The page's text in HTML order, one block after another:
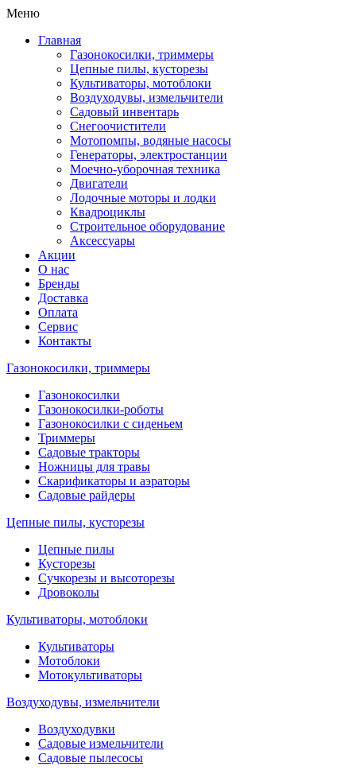
Меню
Главная
Газонокосилки, триммеры
Цепные пилы, кусторезы
Культиваторы, мотоблоки
Воздуходувы, измельчители
Садовый инвентарь
Снегоочистители
Мотопомпы, водяные насосы
Генераторы, электростанции
Моечно-уборочная техника
Двигатели
Лодочные моторы и лодки
Квадроциклы
Строительное оборудование
Аксессуары
Акции
О нас
Бренды
Доставка
Оплата
Сервис
Контакты
Газонокосилки, триммеры
Газонокосилки
Газонокосилки-роботы
Газонокосилки с сиденьем
Триммеры
Садовые тракторы
Ножницы для травы
Скарификаторы и аэраторы
Садовые райдеры
Цепные пилы, кусторезы
Цепные пилы
Кусторезы
Сучкорезы и высоторезы
Дровоколы
Культиваторы, мотоблоки
Культиваторы
Мотоблоки
Мотокультиваторы
Воздуходувы, измельчители
Воздуходувки
Садовые измельчители
Садовые пылесосы